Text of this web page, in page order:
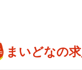
まいどなの